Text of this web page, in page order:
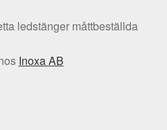
ledstänger måttbeställda
Inoxa AB